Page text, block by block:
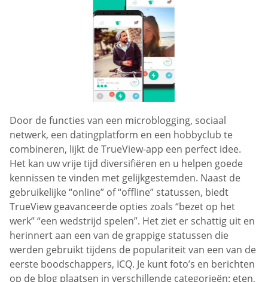
Door de functies van een microblogging, sociaal
netwerk, een datingplatform en een hobbyclub te
combineren, lijkt de TrueView-app een perfect idee.
Het kan uw vrije tijd diversifiëren en u helpen goede
kennissen te vinden met gelijkgestemden. Naast de
gebruikelijke “online” of “offline” statussen, biedt
TrueView geavanceerde opties zoals “bezet op het
werk” “een wedstrijd spelen”. Het ziet er schattig uit en
herinnert aan een van de grappige statussen die
werden gebruikt tijdens de populariteit van een van de
eerste boodschappers, ICQ. Je kunt foto’s en berichten
op de blog plaatsen in verschillende categorieën: eten,